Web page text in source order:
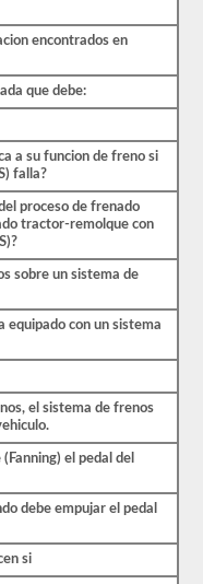
encontrados en
que debe:
a su funcion de freno si
falla?
proceso de frenado
tractor-remolque con
sobre un sistema de
equipado con un sistema
el sistema de frenos
el pedal del
debe empujar el pedal
si